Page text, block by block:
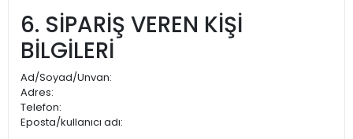
6. SİPARİŞ VEREN KİŞİ
BİLGİLERİ
Ad/Soyad/Unvan:
Adres:
Telefon:
Eposta/kullanıcı adı: